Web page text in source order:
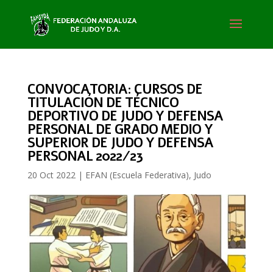
CONVOCATORIA: CURSOS DE
TITULACIÓN DE TÉCNICO
DEPORTIVO DE JUDO Y DEFENSA
PERSONAL DE GRADO MEDIO Y
SUPERIOR DE JUDO Y DEFENSA
PERSONAL 2022/23
20 Oct 2022| EFAN (Escuela Federativa), Judo